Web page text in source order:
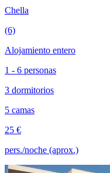
Chella
(6)
Alojamiento entero
1 - 6 personas
3 dormitorios
5 camas
25 €
pers./noche (aprox.)